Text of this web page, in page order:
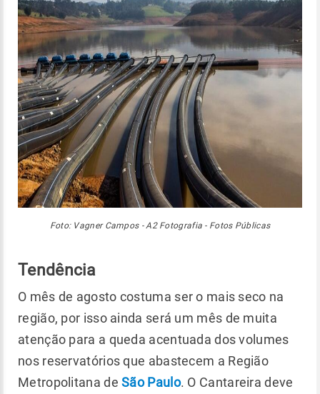
Foto: Vagner Campos - A2 Fotografia - Fotos Públicas
Tendência
O mês de agosto costuma ser o mais seco na
região, por isso ainda será um mês de muita
atenção para a queda acentuada dos volumes
nos reservatórios que abastecem a Região
Metropolitana deSão Paulo. O Cantareira deve